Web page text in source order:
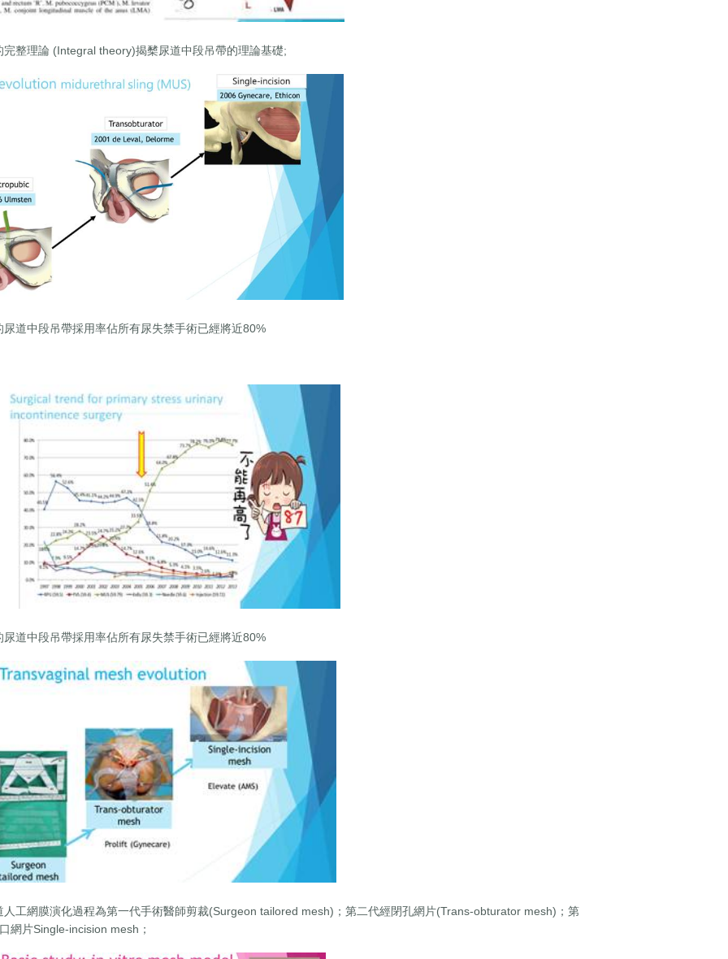
完整理論 (Integral theory)揭櫫尿道中段吊帶的理論基礎;
尿道中段吊帶採用率佔所有尿失禁手術已經將近80%
尿道中段吊帶採用率佔所有尿失禁手術已經將近80%
人工網膜演化過程為第一代手術醫師剪裁(Surgeon tailored mesh)；第二代經閉孔網片(Trans-obturator mesh)；第
網片Single-incision mesh；